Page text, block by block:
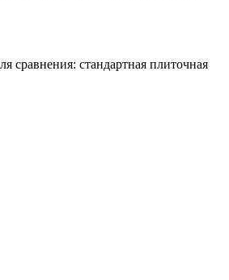
сравнения: стандартная плиточная